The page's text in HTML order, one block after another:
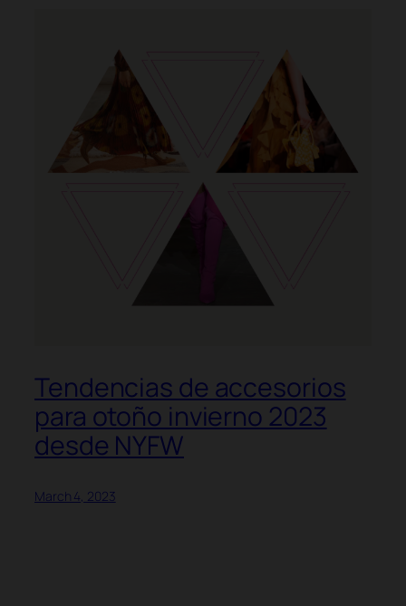
Tendencias de accesorios
para otoño invierno 2023
desde NYFW
March 4, 2023